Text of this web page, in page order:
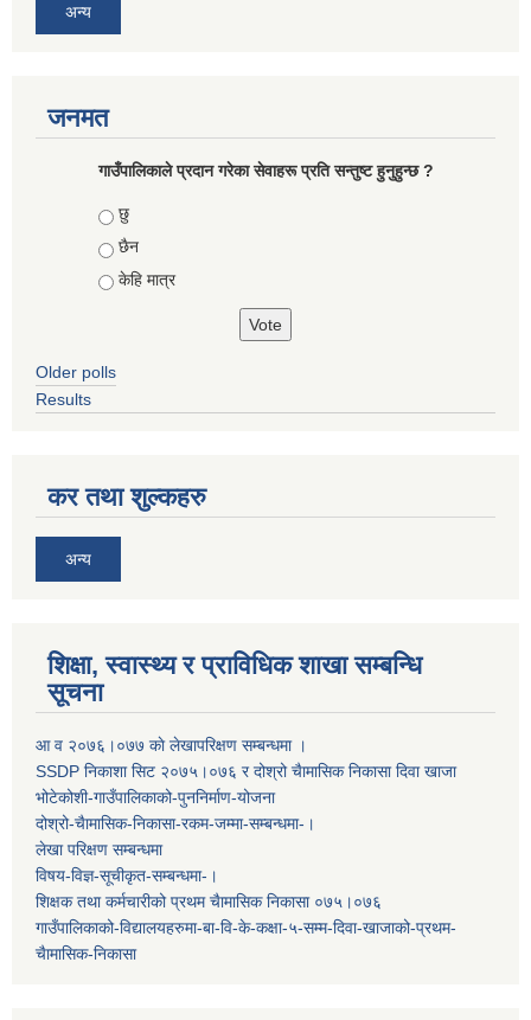
अन्य
जनमत
गाउँपालिकाले प्रदान गरेका सेवाहरू प्रति सन्तुष्ट हुनुहुन्छ ?
Choices
छु
छैन
केहि मात्र
Older polls
Results
कर तथा शुल्कहरु
अन्य
शिक्षा, स्वास्थ्य र प्राविधिक शाखा सम्बन्धि
सूचना
आ व २०७६।०७७ काे लेखापरिक्षण सम्बन्धमा ।
SSDP निकाशा सिट २०७५।०७६ र दोश्रो चैामासिक निकासा दिवा खाजा
भोटेकोशी-गाउँपालिकाको-पुननिर्माण-योजना
दोश्रो-चैामासिक-निकासा-रकम-जम्मा-सम्बन्धमा-।
लेखा परिक्षण सम्बन्धमा
विषय-विज्ञ-सूचीकृत-सम्बन्धमा-।
शिक्षक तथा कर्मचारीको प्रथम च‌ैामासिक निकासा ०७५।०७६
गाउँपालिकाको-विद्यालयहरुमा-बा-वि-के-कक्षा-५-सम्म-दिवा-खाजाको-प्रथम-
चैामासिक-निकासा